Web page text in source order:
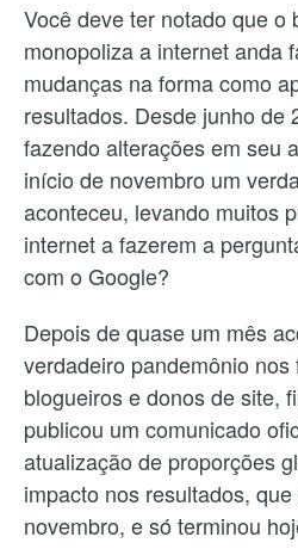
Você deve ter notado que o
monopoliza a internet anda
mudanças na forma como
resultados. Desde junho de
fazendo alterações em seu
início de novembro um
aconteceu, levando muitos
internet a fazerem a
com o Google?
Depois de quase um mês
verdadeiro pandemônio
blogueiros e donos de site,
publicou um comunicado
atualização de proporções
impacto nos resultados,
novembro, e só terminou